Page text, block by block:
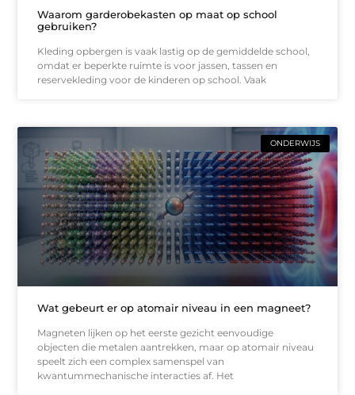
Waarom garderobekasten op maat op school
gebruiken?
Kleding opbergen is vaak lastig op de gemiddelde school,
omdat er beperkte ruimte is voor jassen, tassen en
reservekleding voor de kinderen op school. Vaak
ONDERWIJS
Wat gebeurt er op atomair niveau in een magneet?
Magneten lijken op het eerste gezicht eenvoudige
objecten die metalen aantrekken, maar op atomair niveau
speelt zich een complex samenspel van
kwantummechanische interacties af. Het